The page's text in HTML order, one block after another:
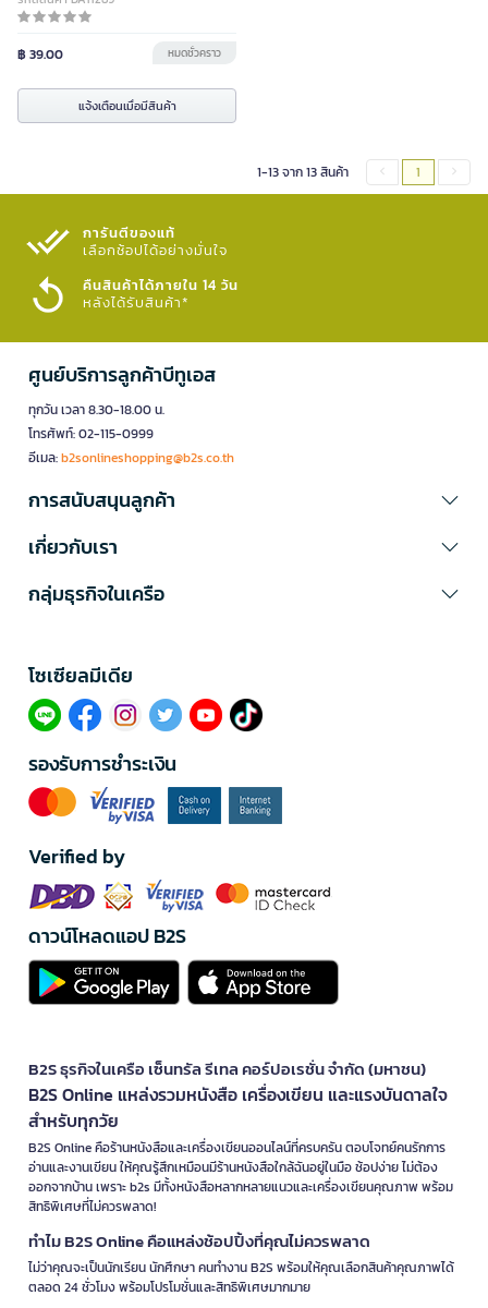
฿ 39.00 หมดชั่วคราว
แจ้งเตือนเมื่อมีสินค้า
1-13 จาก 13 สินค้า 1
การันตีของแท้
เลือกช้อปได้อย่างมั่นใจ​
คืนสินค้าได้ภายใน 14 วัน
หลังได้รับสินค้า*
ศูนย์บริการลูกค้าบีทูเอส
ทุกวัน เวลา 8.30-18.00 น.
โทรศัพท์: 02-115-0999
อีเมล:b2sonlineshopping@b2s.co.th
การสนับสนุนลูกค้า
เกี่ยวกับเรา
กลุ่มธุรกิจในเครือ
โซเซียลมีเดีย​
รองรับการชำระเงิน
Verified by
ดาวน์โหลดแอป B2S
B2S ธุรกิจในเครือ เซ็นทรัล รีเทล คอร์ปอเรชั่น จำกัด (มหาชน)
B2S Online แหล่งรวมหนังสือ เครื่องเขียน และแรงบันดาลใจ
สำหรับทุกวัย
B2S Online คือร้านหนังสือและเครื่องเขียนออนไลน์ที่ครบครัน ตอบโจทย์คนรักการ
อ่านและงานเขียน ให้คุณรู้สึกเหมือนมีร้านหนังสือใกล้ฉันอยู่ในมือ ช้อปง่าย ไม่ต้อง
ออกจากบ้าน เพราะ b2s มีทั้งหนังสือหลากหลายแนวและเครื่องเขียนคุณภาพ พร้อม
สิทธิพิเศษที่ไม่ควรพลาด!
ทำไม B2S Online คือแหล่งช้อปปิ้งที่คุณไม่ควรพลาด
ไม่ว่าคุณจะเป็นนักเรียน นักศึกษา คนทำงาน B2S พร้อมให้คุณเลือกสินค้าคุณภาพได้
ตลอด 24 ชั่วโมง พร้อมโปรโมชั่นและสิทธิพิเศษมากมาย